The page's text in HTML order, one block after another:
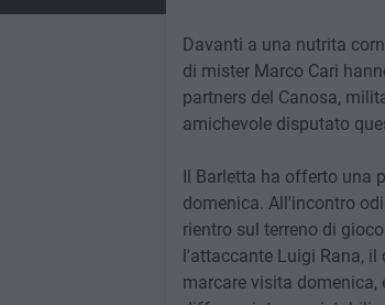
Davanti a una nutrita
di mister Marco Cari
partners del Canosa,
amichevole disputato
Il Barletta ha offerto una
domenica. All'incontro
rientro sul terreno di
l'attaccante Luigi Rana,
marcare visita